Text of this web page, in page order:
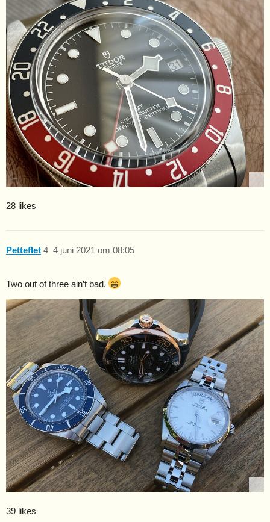
28 likes
Petteflet 4 juni 2021 om 08:05
4
Two out of three ain’t bad.
39 likes